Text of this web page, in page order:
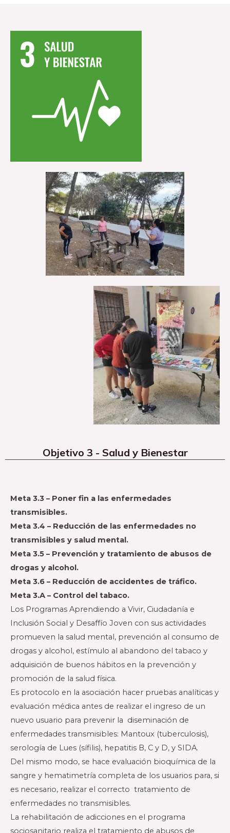
Objetivo 3 - Salud y Bienestar
Meta 3.3 – Poner fin a las enfermedades
transmisibles.
Meta 3.4 – Reducción de las enfermedades no
transmisibles y salud mental.
Meta 3.5 – Prevención y tratamiento de abusos de
drogas y alcohol.
Meta 3.6 – Reducción de accidentes de tráfico.
Meta 3.A – Control del tabaco.
Los Programas Aprendiendo a Vivir, Ciudadanía e
Inclusión Social y Desaffío Joven con sus actividades
promueven la salud mental, prevención al consumo de
drogas y alcohol, estímulo al abandono del tabaco y
adquisición de buenos hábitos en la prevención y
promoción de la salud física.
Es protocolo en la asociación hacer pruebas analíticas y
evaluación médica antes de realizar el ingreso de un
nuevo usuario para prevenir la diseminación de
enfermedades transmisibles: Mantoux (tuberculosis),
serología de Lues (sífilis), hepatitis B, C y D, y SIDA.
Del mismo modo, se hace evaluación bioquímica de la
sangre y hematimetría completa de los usuarios para, si
es necesario, realizar el correcto tratamiento de
enfermedades no transmisibles.
La rehabilitación de adicciones en el programa
sociosanitario realiza el tratamiento de abusos de